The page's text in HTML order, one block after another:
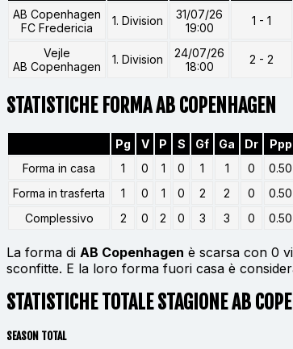
AB Copenhagen
FC Fredericia
1. Division
31/07/26
19:00
1 - 1
Vejle
AB Copenhagen
1. Division
24/07/26
18:00
2 - 2
STATISTICHE FORMA AB COPENHAGEN
Pg V P S Gf Ga Dr Ppp
Forma in casa
1 0 1 0 1 1 0 0.50
Forma in trasferta
1 0 1 0 2 2 0 0.50
Complessivo
2 0 2 0 3 3 0 0.50
La forma di AB Copenhagen è scarsa con 0
sconfitte. E la loro forma fuori casa è
STATISTICHE TOTALE STAGIONE AB
SEASON TOTAL